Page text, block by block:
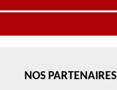
NOS PARTENAIRES